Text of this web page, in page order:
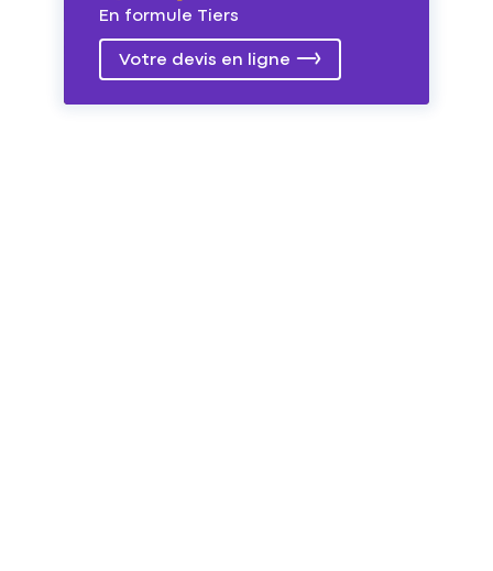
En formule Tiers
Votre devis en ligne